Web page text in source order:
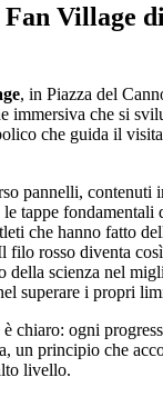
Fan Village
, in Piazza del
immersiva che si
che guida il
pannelli, contenuti
tappe fondamentali
che hanno fatto
filo rosso diventa
della scienza nel
superare i propri
chiaro: ogni
un principio che
livello.